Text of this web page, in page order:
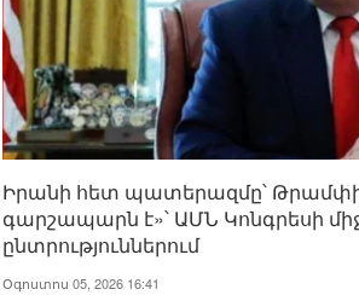
Իրանի հետ պատերազմը՝ Թրամփի
գարշապարն է»՝ ԱՄՆ Կոնգրեսի
ընտրություններում
Օգոստոս 05, 2026 16:41